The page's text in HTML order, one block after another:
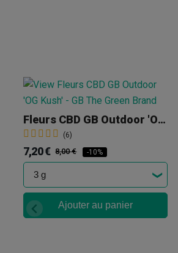
Fleurs CBD GB Outdoor 'OG Kush'
(6)
7,20 € 8,00 € -10%
Ajouter au panier